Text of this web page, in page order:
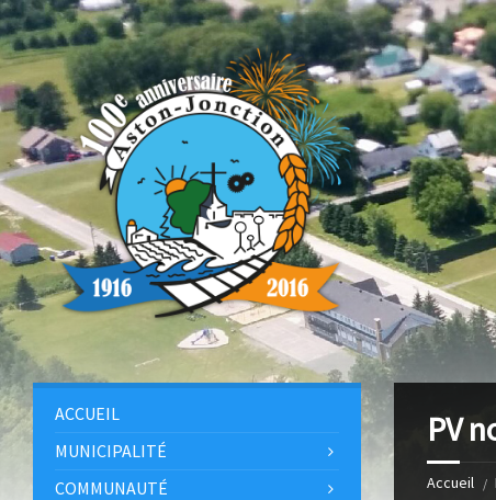
PV
Accueil
ACCUEIL
MUNICIPALITÉ
COMMUNAUTÉ